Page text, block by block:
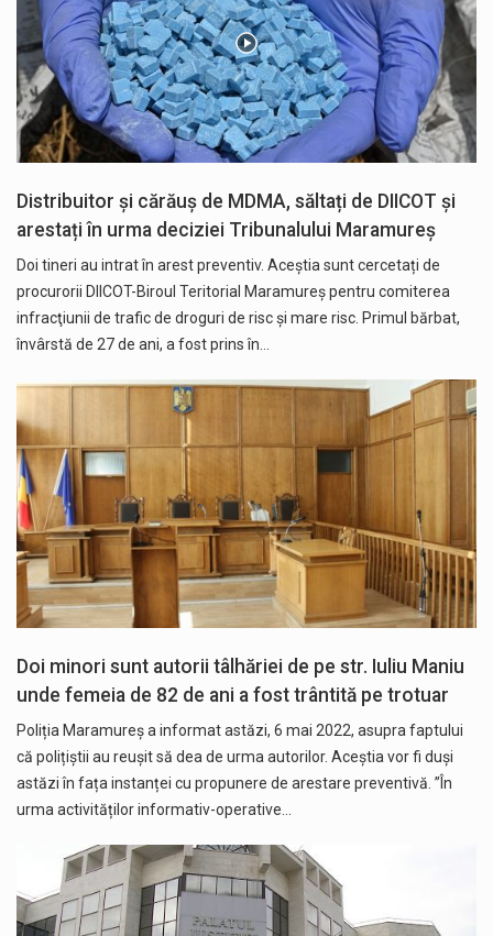
Distribuitor și cărăuș de MDMA, săltați de DIICOT și
arestați în urma deciziei Tribunalului Maramureș
Doi tineri au intrat în arest preventiv. Aceștia sunt cercetați de
procurorii DIICOT-Biroul Teritorial Maramureș pentru comiterea
infracţiunii de trafic de droguri de risc și mare risc. Primul bărbat,
învârstă de 27 de ani, a fost prins în…
Doi minori sunt autorii tâlhăriei de pe str. Iuliu Maniu
unde femeia de 82 de ani a fost trântită pe trotuar
Poliția Maramureș a informat astăzi, 6 mai 2022, asupra faptului
că polițiștii au reușit să dea de urma autorilor. Aceștia vor fi duși
astăzi în fața instanței cu propunere de arestare preventivă. ”În
urma activităților informativ-operative…